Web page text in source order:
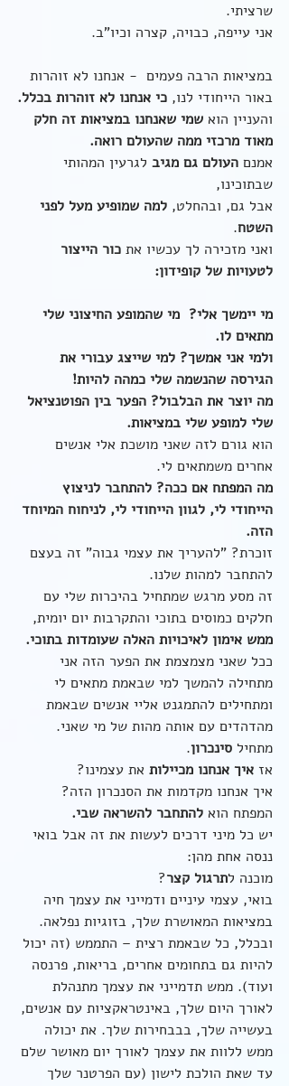
שרציתי.
אני עייפה, כבויה, קצרה וכיו"ב.
במציאות הרבה פעמים  - אנחנו לא זוהרות
באור הייחודי לנו, כי אנחנו לא זוהרות בכלל.
והעניין הוא שמי שאנחנו במציאות זה חלק
מאוד מרכזי ממה שהעולם רואה.
אמנם העולם גם מגיב לגרעין המהותי
שבתוכינו,
אבל גם, ובהחלט, למה שמופיע מעל לפני
השטח.
ואני מזכירה לך עכשיו את כור הייצור
לטעויות של קופידון:
מי יימשך אלי?  מי שהמופע החיצוני שלי
מתאים לו.
ולמי אני אמשך? למי שייצג עבורי את
הגירסה שהנשמה שלי כמהה להיות!
מה יוצר את הבלבול? הפער בין הפוטנציאל
שלי למופע שלי במציאות.
הוא גורם לזה שאני מושכת אלי אנשים
אחרים משמתאים לי.
מה המפתח אם ככה? להתחבר לניצוץ
הייחודי לי, לגוון הייחודי לי, לניחוח המיוחד
הזה.
זוכרת? "להעריך את עצמי גבוה" זה בעצם
להתחבר למהות שלנו.
זה מסע מרגש שמתחיל בהיכרות שלי עם
חלקים כמוסים בתוכי והתקרבות יום יומית,
ממש אימון לאיכויות האלה שעומדות בתוכי.
ככל שאני מצמצמת את הפער הזה אני
מתחילה להמשך למי שבאמת מתאים לי
ומתחילים להתמגנט אליי אנשים שבאמת
מהדהדים עם אותה מהות של מי שאני.
מתחיל סינכרון.
אז איך אנחנו מכיילות את עצמינו?
איך אנחנו מקדמות את הסנכרון הזה?
המפתח הוא להתחבר להשראה שבי.
יש כל מיני דרכים לעשות את זה אבל בואי
ננסה אחת מהן:
מוכנה לתרגול קצר?
בואי, עצמי עיניים ודמייני את עצמך חיה
במציאות המאושרת שלך, בזוגיות נפלאה.
ובכלל, כל שבאמת רצית – התממש (זה יכול
להיות גם בתחומים אחרים, בריאות, פרנסה
ועוד). ממש תדמייני את עצמך מתנהלת
לאורך היום שלך, באינטראקציות עם אנשים,
בעשייה שלך, בבבחירות שלך. את יכולה
ממש ללוות את עצמך לאורך יום מאושר שלם
עד שאת הולכת לישון (עם הפרטנר שלך